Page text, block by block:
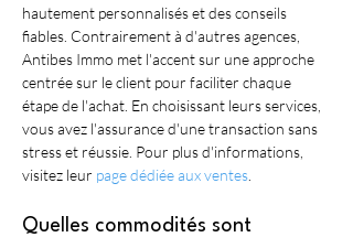
hautement personnalisés et des conseils
fiables. Contrairement à d'autres agences,
Antibes Immo met l'accent sur une approche
centrée sur le client pour faciliter chaque
étape de l'achat. En choisissant leurs services,
vous avez l'assurance d'une transaction sans
stress et réussie. Pour plus d'informations,
visitez leur page dédiée aux ventes
Quelles commodités sont